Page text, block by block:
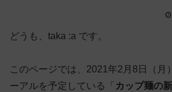
どうも、taka :a です。
このページでは、2021年2月8日（月
ーアルを予定している「 カップ麺の